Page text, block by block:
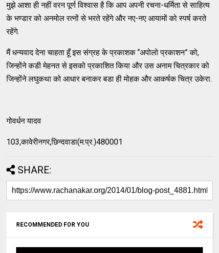
मुझे आशा ही नहीं वरन पूर्ण विश्वास है कि आप अपनी रचना-धर्मिता से साहित्य
के भण्डार को अनमोल रत्नों से भरते रहेंगे और नए-नए आयामों को स्पर्ष करते
रहेंगे.
मैं धन्यवाद देना चाहता हूँ इस संग्रह के प्रकाशक “अपोलो प्रकाशन” को,
जिन्होंने कडी मेहनत से इसको प्रकाशित किया और उस अनाम चित्रकार को
जिन्होंने लघुकथा को आधार बनाकर बडा ही मोहक और आकर्षक चित्र उकेरा.
गोवर्धन यादव
103,कावेरीनगर,छिन्दवाडा(म.प्र.)480001
SHARE:
RECOMMENDED FOR YOU